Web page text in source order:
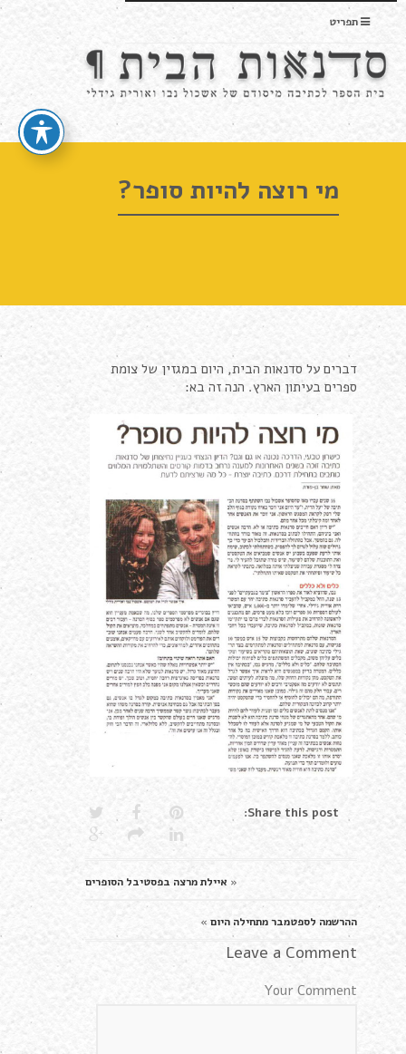
תפריט
מי רוצה להיות סופר?
דברים על סדנאות הבית, היום במגזין של צומת
ספרים בעיתון הארץ. הנה זה בא:
Share this post:
« איילת מרצה בפסטיבל הסופרים
ההרשמה לספטמבר מתחילה היום »
Leave a Comment
Your Comment